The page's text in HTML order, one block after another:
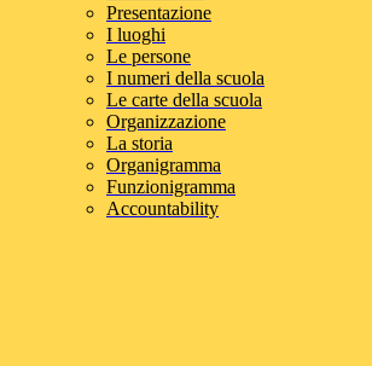
Presentazione
I luoghi
Le persone
I numeri della scuola
Le carte della scuola
Organizzazione
La storia
Organigramma
Funzionigramma
Accountability